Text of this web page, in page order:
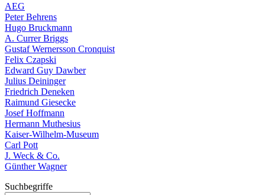
AEG
Peter Behrens
Hugo Bruckmann
A. Currer Briggs
Gustaf Wernersson Cronquist
Felix Czapski
Edward Guy Dawber
Julius Deininger
Friedrich Deneken
Raimund Giesecke
Josef Hoffmann
Hermann Muthesius
Kaiser-Wilhelm-Museum
Carl Pott
J. Weck & Co.
Günther Wagner
Suchbegriffe